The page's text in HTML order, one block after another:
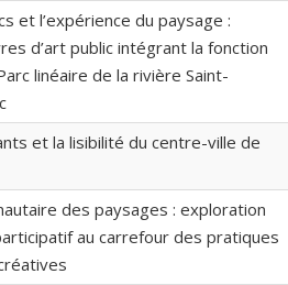
et l’expérience du paysage :
d’art public intégrant la fonction
linéaire de la rivière Saint-
et la lisibilité du centre-ville de
des paysages : exploration
au carrefour des pratiques